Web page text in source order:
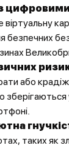
з
віртуальну
безпечних
або
таких як